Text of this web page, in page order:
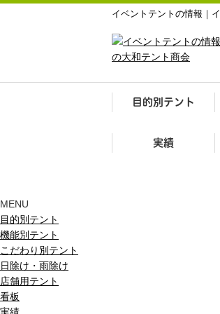
イベントテントの情報｜
目的別テント
実績
MENU
目的別テント
機能別テント
こだわり別テント
日除け・雨除け
店舗用テント
看板